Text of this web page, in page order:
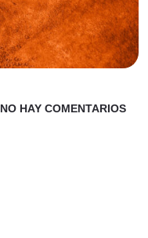
NO HAY COMENTARIOS